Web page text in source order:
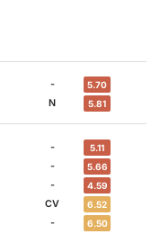
- 5.70
N 5.81
- 5.11
- 5.66
- 4.59
CV 6.52
- 6.50